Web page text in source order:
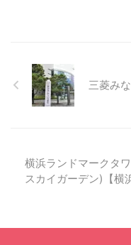
三菱み
横浜ランドマークタ
スカイガーデン)【横